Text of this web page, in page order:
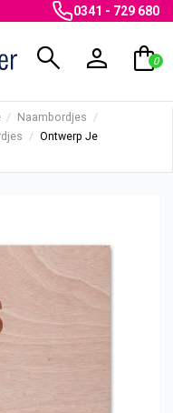
0341 - 729 680
search person shopping_bag
0
Naambordjes
Ontwerp Je